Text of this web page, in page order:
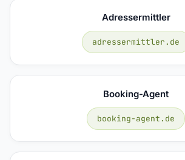
Adressermittler
adressermittler.de
Booking-Agent
booking-agent.de